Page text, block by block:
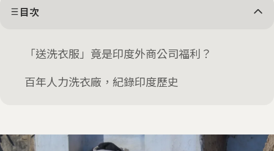
目次
「送洗衣服」竟是印度外商公司福利？
百年人力洗衣廠，紀錄印度歷史